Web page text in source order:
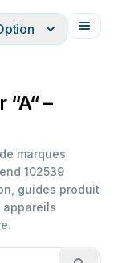
–
marques
102539
guides produit